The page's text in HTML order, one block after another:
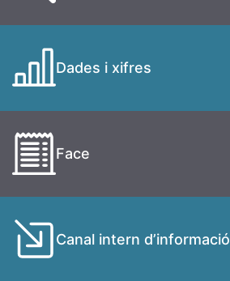
Dades i xifres
Face
Canal intern d’informació